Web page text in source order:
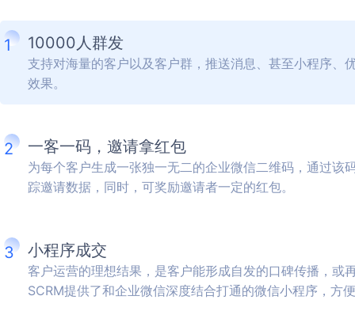
1 10000人群发
支持对海量的客户以及客户群，推送消息、甚至小程序、
效果。
2 一客一码，邀请拿红包
为每个客户生成一张独一无二的企业微信二维码，通过该
踪邀请数据，同时，可奖励邀请者一定的红包。
3 小程序成交
客户运营的理想结果，是客户能形成自发的口碑传播，或
SCRM提供了和企业微信深度结合打通的微信小程序，方